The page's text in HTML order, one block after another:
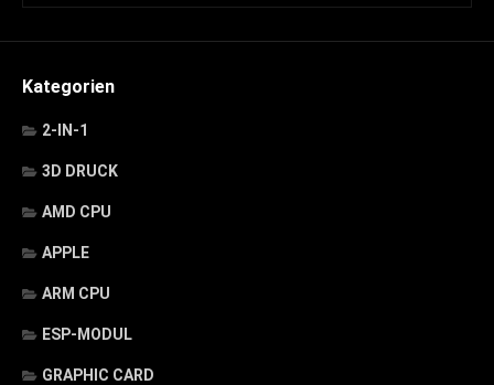
Kategorien
2-IN-1
3D DRUCK
AMD CPU
APPLE
ARM CPU
ESP-MODUL
GRAPHIC CARD